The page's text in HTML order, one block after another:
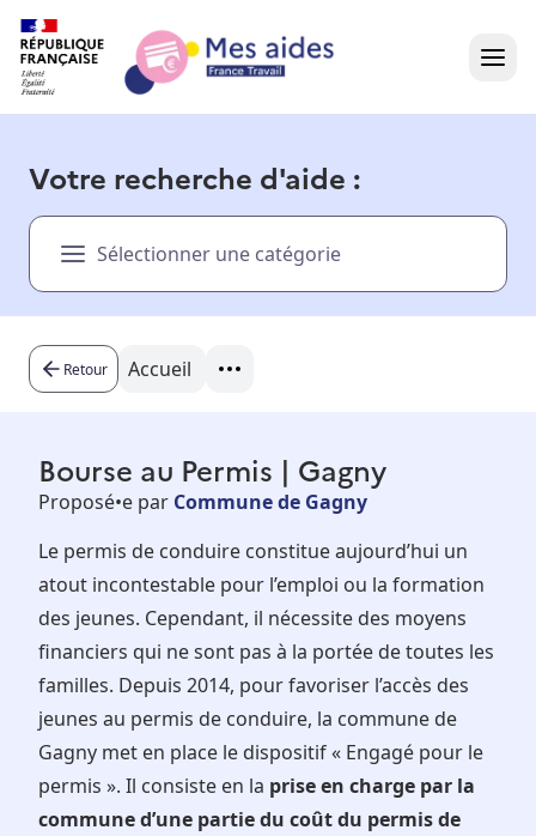
Présentation vidéo
Besoin d'aide ?
Votre recherche d'aide :
Sélectionner une catégorie
Retour Accueil
Bourse au Permis | Gagny
Proposé•e par Commune de Gagny
Le permis de conduire constitue aujourd’hui un
atout incontestable pour l’emploi ou la formation
des jeunes. Cependant, il nécessite des moyens
financiers qui ne sont pas à la portée de toutes les
familles. Depuis 2014, pour favoriser l’accès des
jeunes au permis de conduire, la commune de
Gagny met en place le dispositif « Engagé pour le
permis ». Il consiste en la prise en charge par la
commune d’une partie du coût du permis de